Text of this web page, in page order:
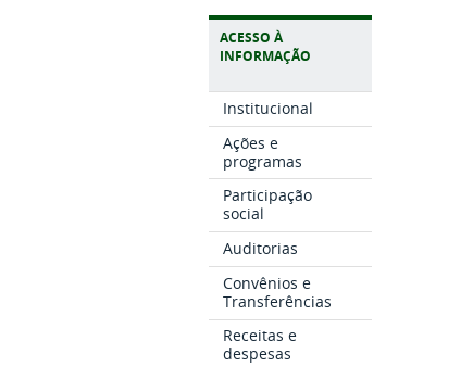
ACESSO À
INFORMAÇÃO
Institucional
Ações e
programas
Participação
social
Auditorias
Convênios e
Transferências
Receitas e
despesas